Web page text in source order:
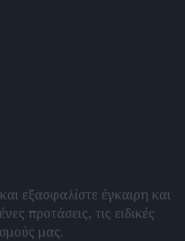
εξασφαλίστε έγκαιρη και
προτάσεις, τις ειδικές
μας.